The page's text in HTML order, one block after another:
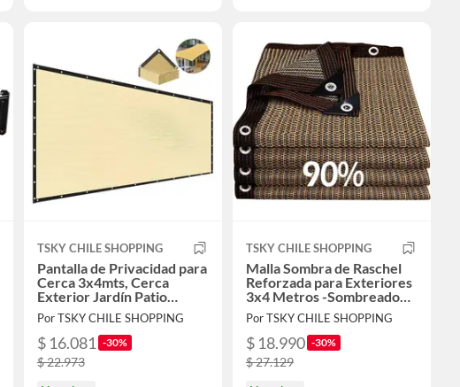
TSKY CHILE SHOPPING
Pantalla de Privacidad para
Cerca 3x4mts, Cerca
Exterior Jardín Patio
Terraza Cubierta Piscina
Por TSKY CHILE SHOPPING
$ 16.081 -30%
$ 22.973
TSKY CHILE SHOPPING
Malla Sombra de Raschel
Reforzada para Exteriores
3x4 Metros -Sombreado
90% y Bloqueo UV 95%
Por TSKY CHILE SHOPPING
$ 18.990 -30%
$ 27.129